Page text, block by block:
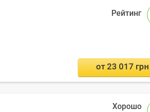
от 23 017 грн